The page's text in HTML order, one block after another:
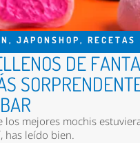
, JAPONSHOP, RECETAS
DE
los mejores mochis
has leído bien.